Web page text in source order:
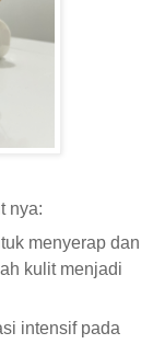
nya:
menyerap dan
kulit menjadi
intensif pada